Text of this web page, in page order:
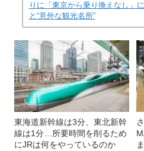
りに「東京から乗り換えなし」
と“意外な観光名所”
東海道新幹線は3分、東北新幹
線は1分…所要時間を削るため
にJRは何をやっているのか